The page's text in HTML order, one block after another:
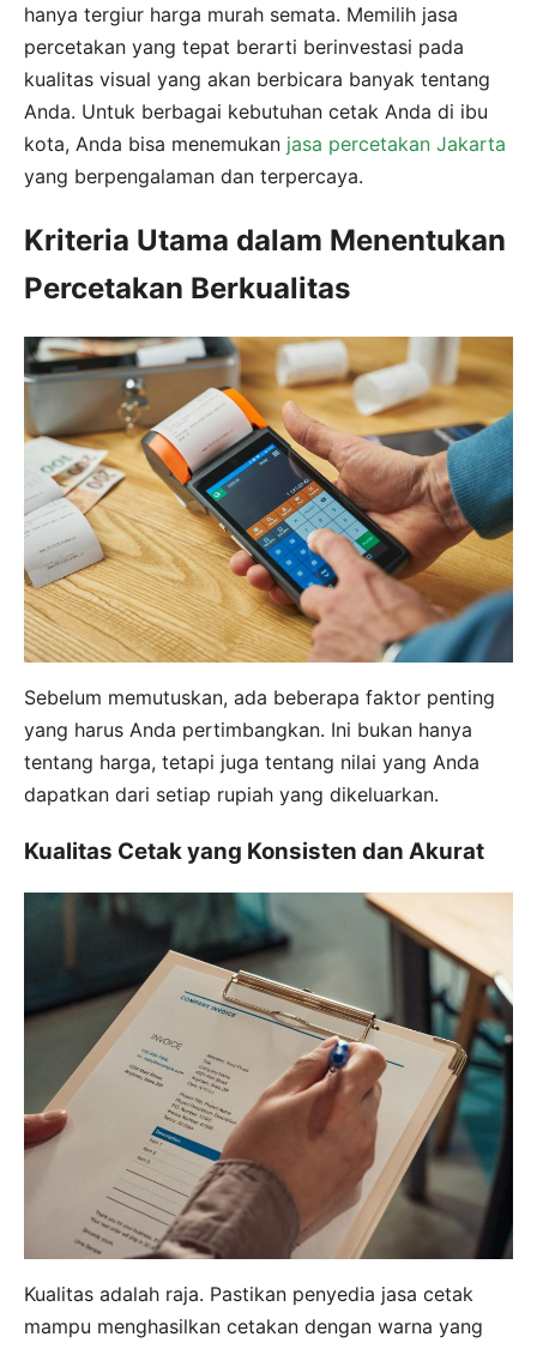
hanya tergiur harga murah semata. Memilih jasa
percetakan yang tepat berarti berinvestasi pada
kualitas visual yang akan berbicara banyak tentang
Anda. Untuk berbagai kebutuhan cetak Anda di ibu
kota, Anda bisa menemukan jasa percetakan Jakarta
yang berpengalaman dan terpercaya.
Kriteria Utama dalam Menentukan
Percetakan Berkualitas
Sebelum memutuskan, ada beberapa faktor penting
yang harus Anda pertimbangkan. Ini bukan hanya
tentang harga, tetapi juga tentang nilai yang Anda
dapatkan dari setiap rupiah yang dikeluarkan.
Kualitas Cetak yang Konsisten dan Akurat
Kualitas adalah raja. Pastikan penyedia jasa cetak
mampu menghasilkan cetakan dengan warna yang